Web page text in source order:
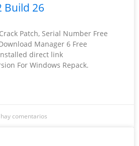
Build 26
Patch, Serial Number Free
Manager 6 Free
direct link
For Windows Repack.
comentarios